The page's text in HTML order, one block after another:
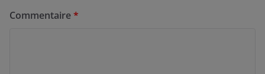
Commentaire*